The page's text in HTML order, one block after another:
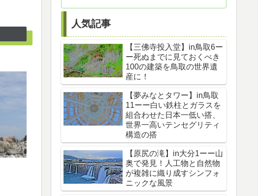
人気記事
【三佛寺投入堂】in鳥取6ー
ー死ぬまでに見ておくべき
100の建築を鳥取の世界遺
産に！
【夢みなとタワー】in鳥取
11ーー白い鉄柱とガラスを
組合わせた日本一低い搭、
世界一高いテンセグリティ
構造の搭
【原尻の滝】in大分1ーー山
奥で発見！人工物と自然物
が複雑に織り成すシンフォ
ニックな風景